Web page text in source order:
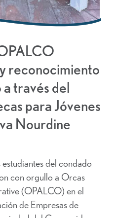
reconocimiento
través del
para Jóvenes
Nourdine
del condado
con orgullo a Orcas
(OPALCO) en el
de Empresas de